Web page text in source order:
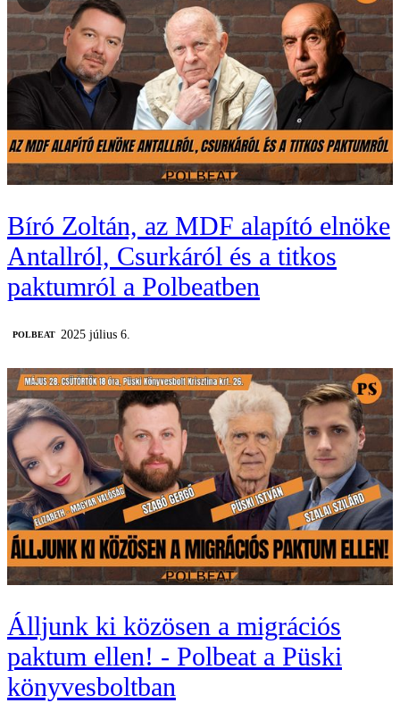
Bíró Zoltán, az MDF alapító elnöke
Antallról, Csurkáról és a titkos
paktumról a Polbeatben
‎POLBEAT 2025 július 6.
Álljunk ki közösen a migrációs
paktum ellen! - Polbeat a Püski
könyvesboltban